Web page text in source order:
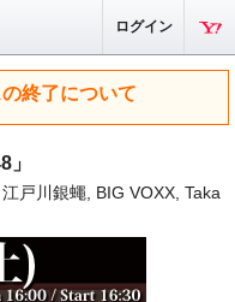
ログイン
終了について
戸川銀蠅, BIG VOXX, Taka